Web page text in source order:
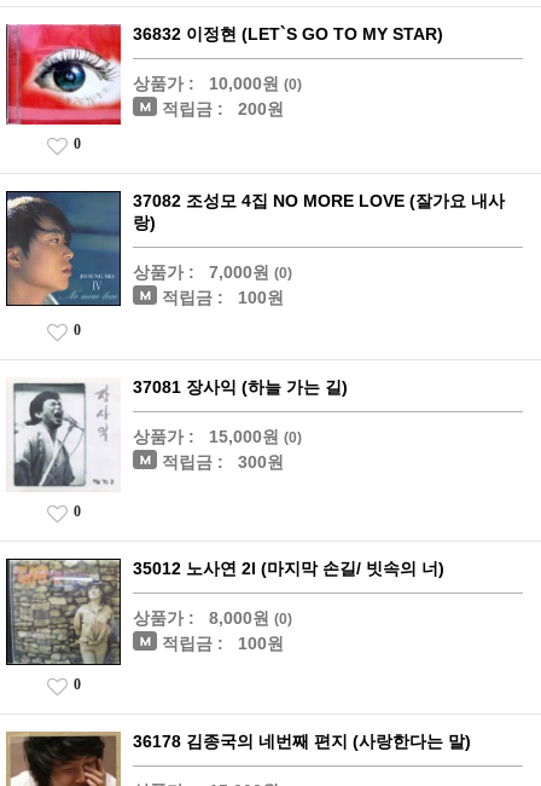
36832 이정현 (LET`S GO TO MY STAR)
상품가 : 10,000원 (0)
적립금 : 200원
0
37082 조성모 4집 NO MORE LOVE (잘가요 내사
랑)
상품가 : 7,000원 (0)
적립금 : 100원
0
37081 장사익 (하늘 가는 길)
상품가 : 15,000원 (0)
적립금 : 300원
0
35012 노사연 2I (마지막 손길/ 빗속의 너)
상품가 : 8,000원 (0)
적립금 : 100원
0
36178 김종국의 네번째 편지 (사랑한다는 말)